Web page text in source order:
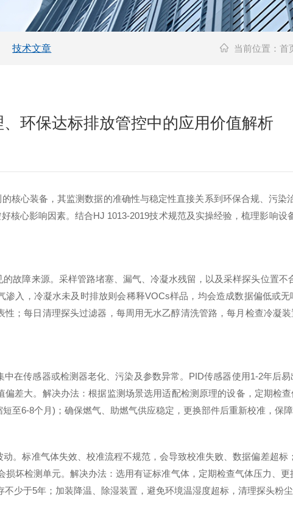
技术文章 当前位置：首
环保达标排放管控中的应用价值解析
心装备，其监测数据的准确性与稳定性直接关系到环保合规、污染
核心影响因素。结合HJ 1013-2019技术规范及实操经验，梳理影响
障来源。采样管路堵塞、漏气、冷凝水残留，以及采样探头位置不
入，冷凝水未及时排放则会稀释VOCs样品，均会造成数据偏低或
；每日清理探头过滤器，每周用无水乙醇清洗管路，每月检查冷凝
传感器或检测器老化、污染及参数异常。PID传感器使用1-2年后
差大。解决办法：根据监测场景选用适配检测原理的设备，定期检
至6-8个月)；确保燃气、助燃气供应稳定，更换部件后重新校准，保障
标准气体失效、校准流程不规范，会导致校准失败、数据偏差超标
坏检测单元。解决办法：选用有证标准气体，定期检查气体压力、
少于5年；加装降温、除湿装置，避免环境温湿度超标，清理探头粉